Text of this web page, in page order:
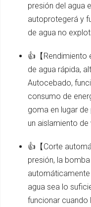
presión del agua
autoprotegerá y
de agua no
👍【Rendimiento
de agua rápida,
Autocebado,
consumo de
goma en lugar
un aislamiento
👍【Corte
presión, la
agua sea lo
funcionar cuando